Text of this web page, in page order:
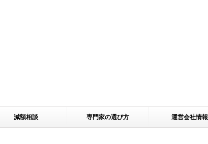
減額相談 専門家の選び方 運営会社情報